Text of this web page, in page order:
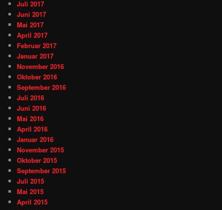
Juli 2017
Juni 2017
Mai 2017
April 2017
Februar 2017
Januar 2017
November 2016
Oktober 2016
September 2016
Juli 2016
Juni 2016
Mai 2016
April 2016
Januar 2016
November 2015
Oktober 2015
September 2015
Juli 2015
Mai 2015
April 2015